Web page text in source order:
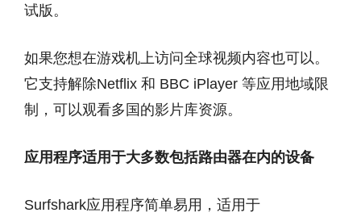
试版。
如果您想在游戏机上访问全球视频内容也可以。
它支持解除Netflix 和 BBC iPlayer 等应用地域限
制，可以观看多国的影片库资源。
应用程序适用于大多数包括路由器在内的设备
Surfshark应用程序简单易用，适用于